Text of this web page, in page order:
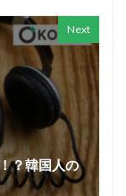
Next
？韓国人の